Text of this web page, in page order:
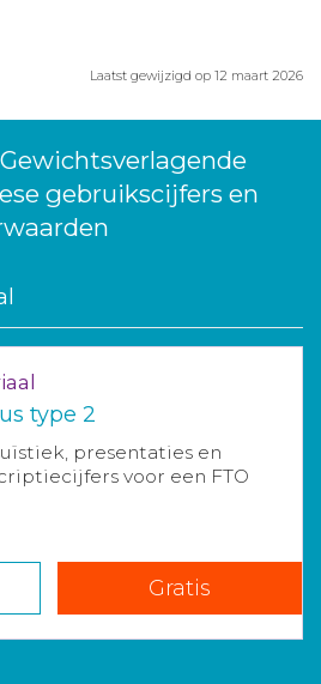
Laatst gewijzigd op 12 maart 2026
gebruikscijfers en
type 2
presentaties en
voor een FTO
Gratis